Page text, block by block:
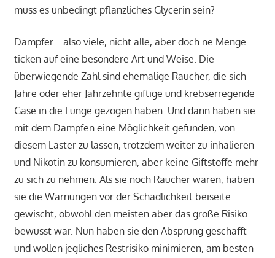
muss es unbedingt pflanzliches Glycerin sein?
Dampfer… also viele, nicht alle, aber doch ne Menge…
ticken auf eine besondere Art und Weise. Die
überwiegende Zahl sind ehemalige Raucher, die sich
Jahre oder eher Jahrzehnte giftige und krebserregende
Gase in die Lunge gezogen haben. Und dann haben sie
mit dem Dampfen eine Möglichkeit gefunden, von
diesem Laster zu lassen, trotzdem weiter zu inhalieren
und Nikotin zu konsumieren, aber keine Giftstoffe mehr
zu sich zu nehmen. Als sie noch Raucher waren, haben
sie die Warnungen vor der Schädlichkeit beiseite
gewischt, obwohl den meisten aber das große Risiko
bewusst war. Nun haben sie den Absprung geschafft
und wollen jegliches Restrisiko minimieren, am besten